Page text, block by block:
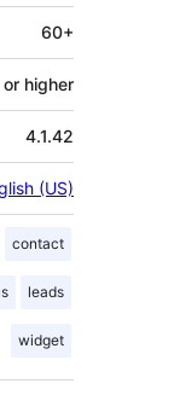
60+
or higher
4.1.42
(US)
contact
leads
widget